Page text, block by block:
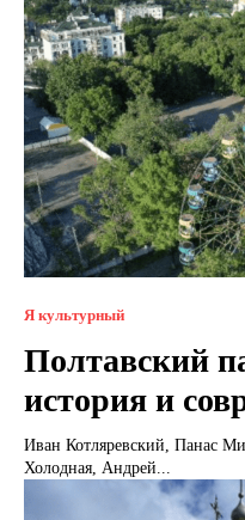
Я культурный
Полтавский
история и
Иван Котляревский, Панас
Холодная, Андрей...